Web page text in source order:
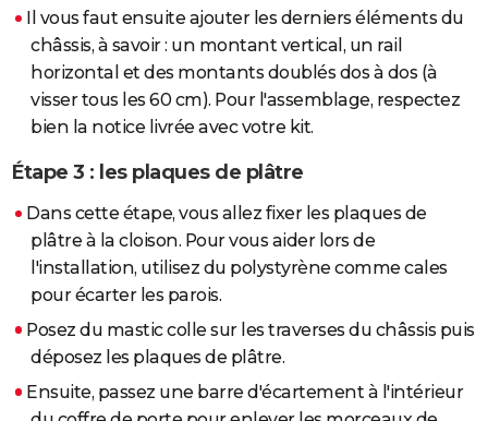
Il vous faut ensuite ajouter les derniers éléments du
châssis, à savoir : un montant vertical, un rail
horizontal et des montants doublés dos à dos (à
visser tous les 60 cm). Pour l'assemblage, respectez
bien la notice livrée avec votre kit.
Étape 3 : les plaques de plâtre
Dans cette étape, vous allez fixer les plaques de
plâtre à la cloison. Pour vous aider lors de
l'installation, utilisez du polystyrène comme cales
pour écarter les parois.
Posez du mastic colle sur les traverses du châssis puis
déposez les plaques de plâtre.
Ensuite, passez une barre d'écartement à l'intérieur